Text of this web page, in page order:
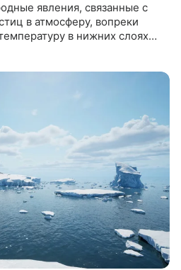
явления, связанные с
в атмосферу, вопреки
в нижних слоях